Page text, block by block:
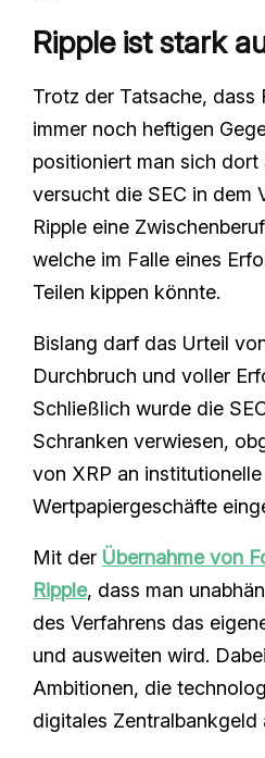
Ripple ist stark
Trotz der Tatsache, dass
immer noch heftigen
positioniert man sich
versucht die SEC in dem
Ripple eine
welche im Falle eines
Teilen kippen könnte.
Bislang darf das Urteil
Durchbruch und voller
Schließlich wurde die
Schranken verwiesen,
von XRP an
Wertpapiergeschäfte
Mit der Übernahme von
Ripple, dass man
des Verfahrens das
und ausweiten wird.
Ambitionen, die
digitales Zentralbankgeld